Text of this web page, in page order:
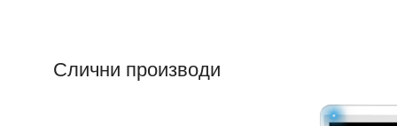
Слични производи